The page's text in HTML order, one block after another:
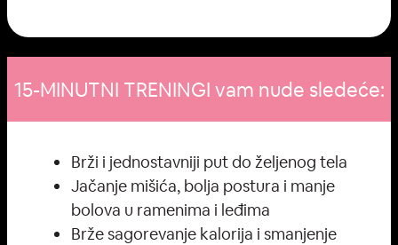
15-MINUTNI TRENINGI vam nude sledeće:
Brži i jednostavniji put do željenog tela
Jačanje mišića, bolja postura i manje
bolova u ramenima i leđima
Brže sagorevanje kalorija i smanjenje